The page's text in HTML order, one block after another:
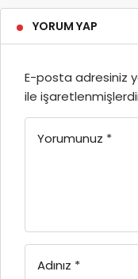
YORUM YAP
E-posta adresiniz
ile
Yorumunuz *
Adınız *